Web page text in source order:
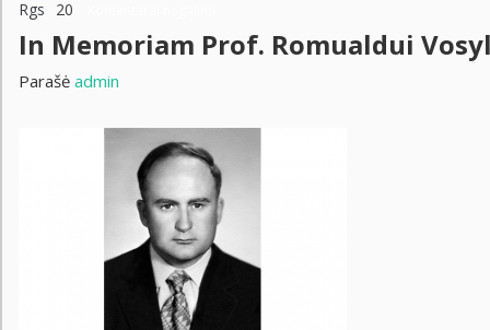
Rgs 20
In Memoriam Prof. Romualdui
Parašė admin